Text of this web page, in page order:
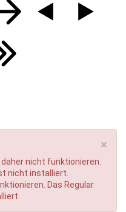
×
nicht funktionieren.
nicht installiert.
Das Regular